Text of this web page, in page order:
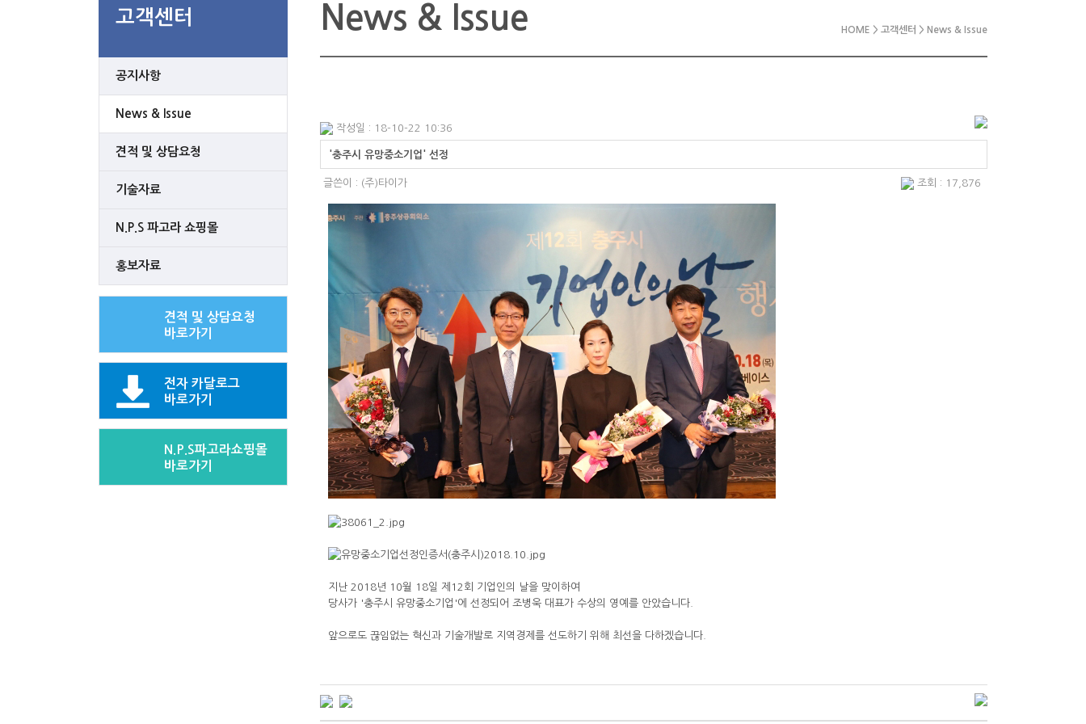
고객센터
공지사항
News & Issue
견적 및 상담요청
기술자료
N.P.S 파고라 쇼핑몰
홍보자료
견적 및 상담요청
바로가기
전자 카달로그
바로가기
N.P.S파고라쇼핑몰
바로가기
News & Issue HOME > 고객센터 > News & Issue
작성일 : 18-10-22 10:36
'충주시 유망중소기업' 선정
글쓴이 : (주)타이가 조회 : 17,876
지난 2018년 10월 18일 제12회 기업인의 날을 맞이하여
당사가 '충주시 유망중소기업'에 선정되어 조병욱 대표가 수상의 영예를 안았습니다.
앞으로도 끊임없는 혁신과 기술개발로 지역경제를 선도하기 위해 최선을 다하겠습니다.